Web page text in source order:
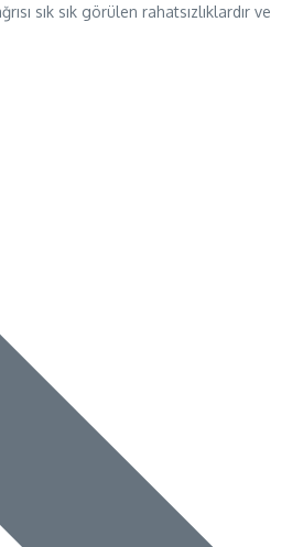
sık sık görülen rahatsızlıklardır ve